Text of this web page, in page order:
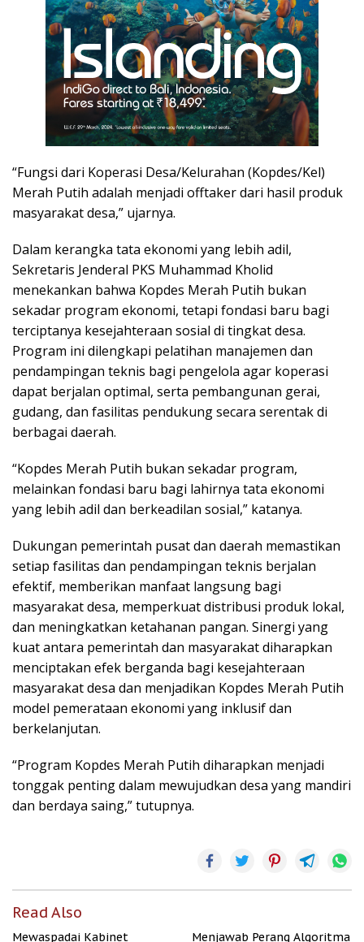
“Fungsi dari Koperasi Desa/Kelurahan (Kopdes/Kel)
Merah Putih adalah menjadi offtaker dari hasil produk
masyarakat desa,” ujarnya.
Dalam kerangka tata ekonomi yang lebih adil,
Sekretaris Jenderal PKS Muhammad Kholid
menekankan bahwa Kopdes Merah Putih bukan
sekadar program ekonomi, tetapi fondasi baru bagi
terciptanya kesejahteraan sosial di tingkat desa.
Program ini dilengkapi pelatihan manajemen dan
pendampingan teknis bagi pengelola agar koperasi
dapat berjalan optimal, serta pembangunan gerai,
gudang, dan fasilitas pendukung secara serentak di
berbagai daerah.
“Kopdes Merah Putih bukan sekadar program,
melainkan fondasi baru bagi lahirnya tata ekonomi
yang lebih adil dan berkeadilan sosial,” katanya.
Dukungan pemerintah pusat dan daerah memastikan
setiap fasilitas dan pendampingan teknis berjalan
efektif, memberikan manfaat langsung bagi
masyarakat desa, memperkuat distribusi produk lokal,
dan meningkatkan ketahanan pangan. Sinergi yang
kuat antara pemerintah dan masyarakat diharapkan
menciptakan efek berganda bagi kesejahteraan
masyarakat desa dan menjadikan Kopdes Merah Putih
model pemerataan ekonomi yang inklusif dan
berkelanjutan.
“Program Kopdes Merah Putih diharapkan menjadi
tonggak penting dalam mewujudkan desa yang mandiri
dan berdaya saing,” tutupnya.
Read Also
Mewaspadai Kabinet Menjawab Perang Algoritma